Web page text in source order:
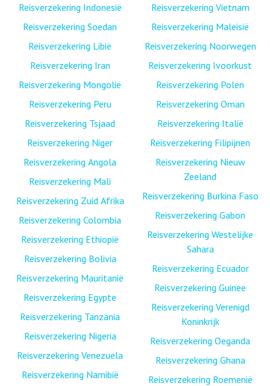
Reisverzekering Indonesië
Reisverzekering Soedan
Reisverzekering Libië
Reisverzekering Iran
Reisverzekering Mongolië
Reisverzekering Peru
Reisverzekering Tsjaad
Reisverzekering Niger
Reisverzekering Angola
Reisverzekering Mali
Reisverzekering Zuid Afrika
Reisverzekering Colombia
Reisverzekering Ethiopië
Reisverzekering Bolivia
Reisverzekering Mauritanië
Reisverzekering Egypte
Reisverzekering Tanzania
Reisverzekering Nigeria
Reisverzekering Venezuela
Reisverzekering Namibië
Reisverzekering Vietnam
Reisverzekering Maleisië
Reisverzekering Noorwegen
Reisverzekering Ivoorkust
Reisverzekering Polen
Reisverzekering Oman
Reisverzekering Italië
Reisverzekering Filipijnen
Reisverzekering Nieuw
Zeeland
Reisverzekering Burkina Faso
Reisverzekering Gabon
Reisverzekering Westelijke
Sahara
Reisverzekering Ecuador
Reisverzekering Guinee
Reisverzekering Verenigd
Koninkrijk
Reisverzekering Oeganda
Reisverzekering Ghana
Reisverzekering Roemenië